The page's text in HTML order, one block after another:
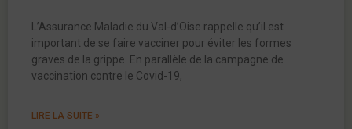
L’Assurance Maladie du Val-d’Oise rappelle qu’il est
important de se faire vacciner pour éviter les formes
graves de la grippe. En parallèle de la campagne de
vaccination contre le Covid-19,
LIRE LA SUITE »